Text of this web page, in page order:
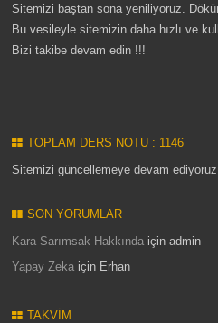
Sitemizi baştan sona yeniliyoruz.
Bu vesileyle sitemizin daha hızlı ve
Bizi takibe devam edin !!!
TOPLAM DERS NOTU : 1146
Sitemizi güncellemeye devam
SON YORUMLAR
Kara Sarımsak Hakkında içinadmin
Yapay Zeka için Erhan
TAKVIM